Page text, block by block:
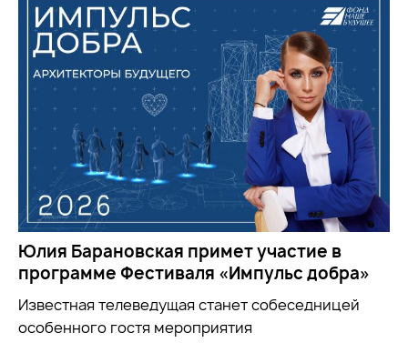
Юлия Барановская примет участие в
программе Фестиваля «Импульс добра»
Известная телеведущая станет собеседницей
особенного гостя мероприятия